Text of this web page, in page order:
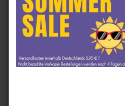
Onemodel 16 # Nissan GT-R
2008 " Liberty Walk
Green Metallic "